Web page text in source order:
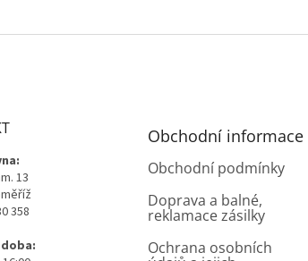
13
358
Obchodní informace
Obchodní podmínky
Doprava a balné,
reklamace zásilky
Ochrana osobních